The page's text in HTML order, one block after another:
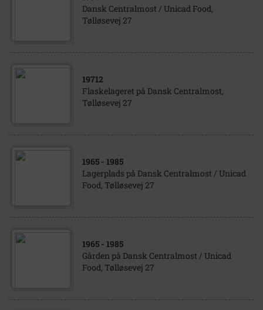
Dansk Centralmost / Unicad Food,
Tølløsevej 27
19712
Flaskelageret på Dansk Centralmost,
Tølløsevej 27
1965 - 1985
Lagerplads på Dansk Centralmost / Unicad
Food, Tølløsevej 27
1965 - 1985
Gården på Dansk Centralmost / Unicad
Food, Tølløsevej 27